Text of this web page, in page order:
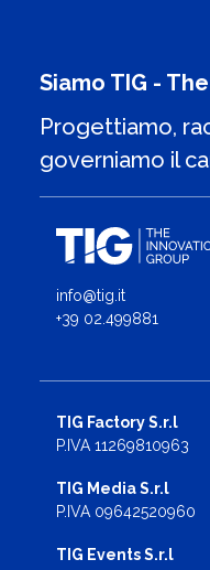
Siamo TIG -
Progettiamo,
governiamo il
info@tig.it
+39 02.499881
TIG Factory S.r.l
P.IVA 11269810963
TIG Media S.r.l
P.IVA 09642520960
TIG Events S.r.l